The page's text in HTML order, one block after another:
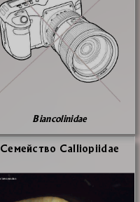
Biancolinidae
Се­мей­ство Calliopiidae